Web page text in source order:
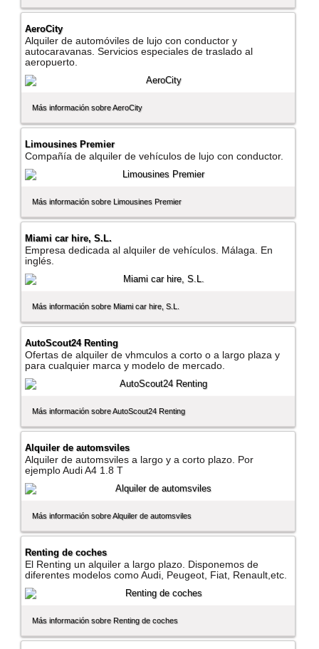
AeroCity
Alquiler de automóviles de lujo con conductor y
autocaravanas. Servicios especiales de traslado al
aeropuerto.
Más información sobre AeroCity
Limousines Premier
Compañí­a de alquiler de vehí­culos de lujo con conductor.
Más información sobre Limousines Premier
Miami car hire, S.L.
Empresa dedicada al alquiler de vehí­culos. Málaga. En
inglés.
Más información sobre Miami car hire, S.L.
AutoScout24 Renting
Ofertas de alquiler de vhmculos a corto o a largo plaza y
para cualquier marca y modelo de mercado.
Más información sobre AutoScout24 Renting
Alquiler de automsviles
Alquiler de automsviles a largo y a corto plazo. Por
ejemplo Audi A4 1.8 T
Más información sobre Alquiler de automsviles
Renting de coches
El Renting un alquiler a largo plazo. Disponemos de
diferentes modelos como Audi, Peugeot, Fiat, Renault,etc.
Más información sobre Renting de coches